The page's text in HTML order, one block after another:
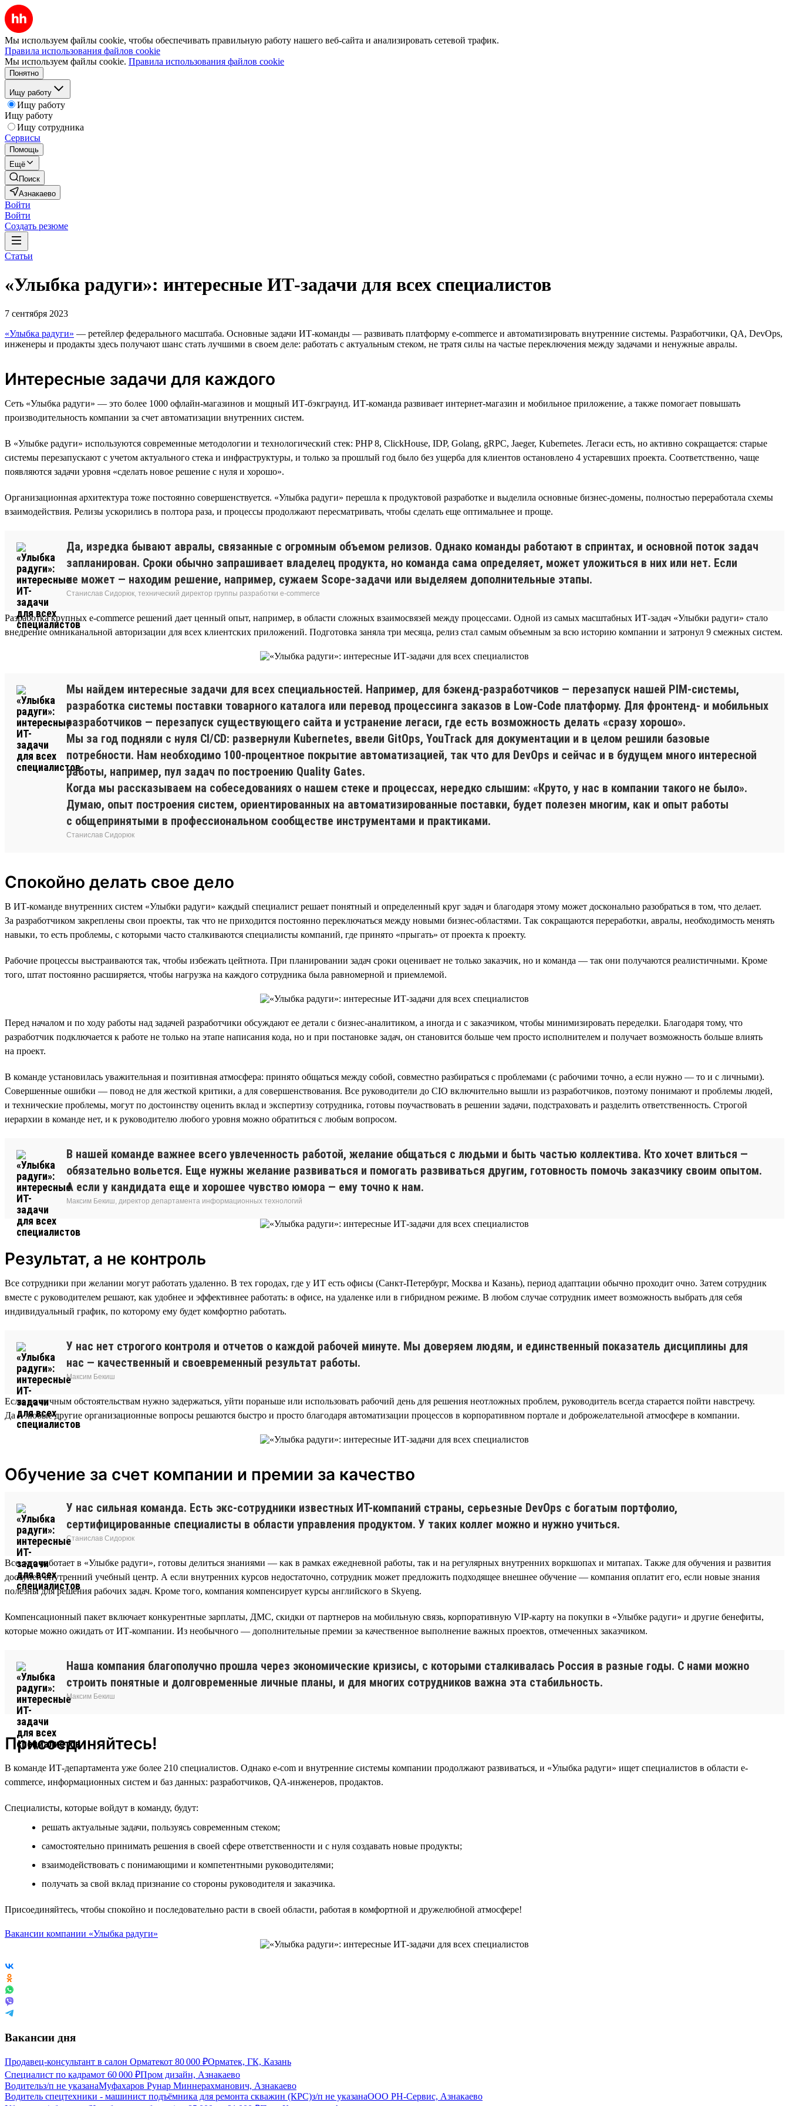
Мы используем файлы cookie, чтобы обеспечивать правильную работу нашего веб-сайта и анализировать сетевой трафик.
Правила использования файлов cookie
Мы используем файлы cookie. Правила использования файлов cookie
Понятно
Ищу работу
Ищу работу
Ищу работу
Ищу сотрудника
Сервисы
Помощь
Ещё
Поиск
Азнакаево
Войти
Войти
Создать резюме
Статьи
«Улыбка радуги»: интересные ИТ-задачи для всех специалистов
7 сентября 2023
«Улыбка радуги» — ретейлер федерального масштаба. Основные задачи ИТ-команды — развивать платформу e-commerce и автоматизировать внутренние системы. Разработчики, QA, DevOps,
инженеры и продакты здесь получают шанс стать лучшими в своем деле: работать с актуальным стеком, не тратя силы на частые переключения между задачами и ненужные авралы.
Интересные задачи для каждого
Сеть «Улыбка радуги» — это более 1000 офлайн-магазинов и мощный ИТ-бэкграунд. ИТ-команда развивает интернет-магазин и мобильное приложение, а также помогает повышать
производительность компании за счет автоматизации внутренних систем.
В «Улыбке радуги» используются современные методологии и технологический стек: PHP 8, ClickHouse, IDP, Golang, gRPC, Jaeger, Kubernetes. Легаси есть, но активно сокращается: старые
системы перезапускают с учетом актуального стека и инфраструктуры, и только за прошлый год было без ущерба для клиентов остановлено 4 устаревших проекта. Соответственно, чаще
появляются задачи уровня «сделать новое решение с нуля и хорошо».
Организационная архитектура тоже постоянно совершенствуется. «Улыбка радуги» перешла к продуктовой разработке и выделила основные бизнес-домены, полностью переработала схемы
взаимодействия. Релизы ускорились в полтора раза, и процессы продолжают пересматривать, чтобы сделать еще оптимальнее и проще.
Да, изредка бывают авралы, связанные с огромным объемом релизов. Однако команды работают в спринтах, и основной поток задач
запланирован. Сроки обычно запрашивает владелец продукта, но команда сама определяет, может уложиться в них или нет. Если
не может — находим решение, например, сужаем Scope-задачи или выделяем дополнительные этапы.
Станислав Сидорюк, технический директор группы разработки e-commerce
Разработка крупных e-commerce решений дает ценный опыт, например, в области сложных взаимосвязей между процессами. Одной из самых масштабных ИТ-задач «Улыбки радуги» стало
внедрение омниканальной авторизации для всех клиентских приложений. Подготовка заняла три месяца, релиз стал самым объемным за всю историю компании и затронул 9 смежных систем.
Мы найдем интересные задачи для всех специальностей. Например, для бэкенд-разработчиков — перезапуск нашей PIM-системы,
разработка системы поставки товарного каталога или перевод процессинга заказов в Low-Code платформу. Для фронтенд- и мобильных
разработчиков — перезапуск существующего сайта и устранение легаси, где есть возможность делать «сразу хорошо».
Мы за год подняли с нуля CI/CD: развернули Kubernetes, ввели GitOps, YouTrack для документации и в целом решили базовые
потребности. Нам необходимо 100-процентное покрытие автоматизацией, так что для DevOps и сейчас и в будущем много интересной
работы, например, пул задач по построению Quality Gates.
Когда мы рассказываем на собеседованиях о нашем стеке и процессах, нередко слышим: «Круто, у нас в компании такого не было».
Думаю, опыт построения систем, ориентированных на автоматизированные поставки, будет полезен многим, как и опыт работы
с общепринятыми в профессиональном сообществе инструментами и практиками.
Станислав Сидорюк
Спокойно делать свое дело
В ИТ-команде внутренних систем «Улыбки радуги» каждый специалист решает понятный и определенный круг задач и благодаря этому может досконально разобраться в том, что делает.
За разработчиком закреплены свои проекты, так что не приходится постоянно переключаться между новыми бизнес-областями. Так сокращаются переработки, авралы, необходимость менять
навыки, то есть проблемы, с которыми часто сталкиваются специалисты компаний, где принято «прыгать» от проекта к проекту.
Рабочие процессы выстраиваются так, чтобы избежать цейтнота. При планировании задач сроки оценивает не только заказчик, но и команда — так они получаются реалистичными. Кроме
того, штат постоянно расширяется, чтобы нагрузка на каждого сотрудника была равномерной и приемлемой.
Перед началом и по ходу работы над задачей разработчики обсуждают ее детали с бизнес-аналитиком, а иногда и с заказчиком, чтобы минимизировать переделки. Благодаря тому, что
разработчик подключается к работе не только на этапе написания кода, но и при постановке задач, он становится больше чем просто исполнителем и получает возможность больше влиять
на проект.
В команде установилась уважительная и позитивная атмосфера: принято общаться между собой, совместно разбираться с проблемами (с рабочими точно, а если нужно — то и с личными).
Совершенные ошибки — повод не для жесткой критики, а для совершенствования. Все руководители до CIO включительно вышли из разработчиков, поэтому понимают и проблемы людей,
и технические проблемы, могут по достоинству оценить вклад и экспертизу сотрудника, готовы поучаствовать в решении задачи, подстраховать и разделить ответственность. Строгой
иерархии в команде нет, и к руководителю любого уровня можно обратиться с любым вопросом.
В нашей команде важнее всего увлеченность работой, желание общаться с людьми и быть частью коллектива. Кто хочет влиться —
обязательно вольется. Еще нужны желание развиваться и помогать развиваться другим, готовность помочь заказчику своим опытом.
А если у кандидата еще и хорошее чувство юмора — ему точно к нам.
Максим Бекиш, директор департамента информационных технологий
Результат, а не контроль
Все сотрудники при желании могут работать удаленно. В тех городах, где у ИТ есть офисы (Санкт-Петербург, Москва и Казань), период адаптации обычно проходит очно. Затем сотрудник
вместе с руководителем решают, как удобнее и эффективнее работать: в офисе, на удаленке или в гибридном режиме. В любом случае сотрудник имеет возможность выбрать для себя
индивидуальный график, по которому ему будет комфортно работать.
У нас нет строгого контроля и отчетов о каждой рабочей минуте. Мы доверяем людям, и единственный показатель дисциплины для
нас — качественный и своевременный результат работы.
Максим Бекиш
Если по личным обстоятельствам нужно задержаться, уйти пораньше или использовать рабочий день для решения неотложных проблем, руководитель всегда старается пойти навстречу.
Да и любые другие организационные вопросы решаются быстро и просто благодаря автоматизации процессов в корпоративном портале и доброжелательной атмосфере в компании.
Обучение за счет компании и премии за качество
У нас сильная команда. Есть экс-сотрудники известных ИТ-компаний страны, серьезные DevOps с богатым портфолио,
сертифицированные специалисты в области управления продуктом. У таких коллег можно и нужно учиться.
Станислав Сидорюк
Все, кто работает в «Улыбке радуги», готовы делиться знаниями — как в рамках ежедневной работы, так и на регулярных внутренних воркшопах и митапах. Также для обучения и развития
доступен внутренний учебный центр. А если внутренних курсов недостаточно, сотрудник может предложить подходящее внешнее обучение — компания оплатит его, если новые знания
полезны для решения рабочих задач. Кроме того, компания компенсирует курсы английского в Skyeng.
Компенсационный пакет включает конкурентные зарплаты, ДМС, скидки от партнеров на мобильную связь, корпоративную VIP-карту на покупки в «Улыбке радуги» и другие бенефиты,
которые можно ожидать от ИТ-компании. Из необычного — дополнительные премии за качественное выполнение важных проектов, отмеченных заказчиком.
Наша компания благополучно прошла через экономические кризисы, с которыми сталкивалась Россия в разные годы. С нами можно
строить понятные и долговременные личные планы, и для многих сотрудников важна эта стабильность.
Максим Бекиш
Присоединяйтесь!
В команде ИТ-департамента уже более 210 специалистов. Однако e-com и внутренние системы компании продолжают развиваться, и «Улыбка радуги» ищет специалистов в области e-
commerce, информационных систем и баз данных: разработчиков, QA-инженеров, продактов.
Специалисты, которые войдут в команду, будут:
решать актуальные задачи, пользуясь современным стеком;
самостоятельно принимать решения в своей сфере ответственности и с нуля создавать новые продукты;
взаимодействовать с понимающими и компетентными руководителями;
получать за свой вклад признание со стороны руководителя и заказчика.
Присоединяйтесь, чтобы спокойно и последовательно расти в своей области, работая в комфортной и дружелюбной атмосфере!
Вакансии компании «Улыбка радуги»
Вакансии дня
Продавец-консультант в салон Орматекот 80 000 ₽Орматек, ГК, Казань
Специалист по кадрамот 60 000 ₽Пром дизайн, Азнакаево
Водительз/п не указанаМуфахаров Рунар Миннерахманович, Азнакаево
Водитель спецтехники - машинист подъёмника для ремонта скважин (КРС)з/п не указанаООО РН-Сервис, Азнакаево